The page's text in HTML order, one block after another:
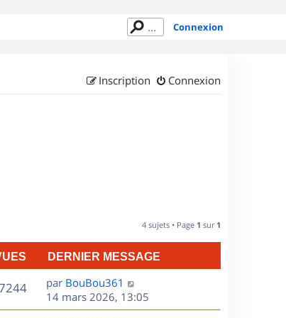
Connexion
Connexion
Inscription
4 sujets • Page 1 sur 1
DERNIER MESSAGE
V
u
D
e
r
par BouBou361
14 mars 2026, 13:05